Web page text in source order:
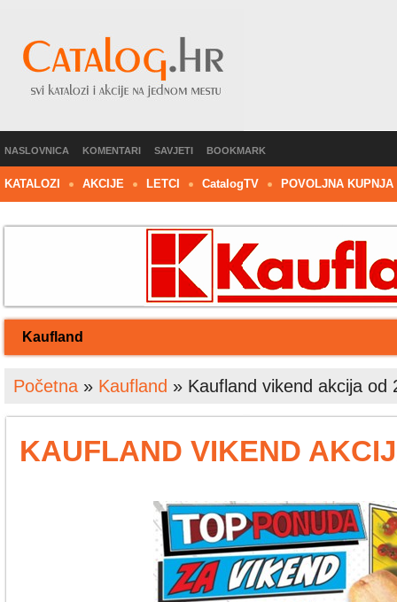
NASLOVNICA KOMENTARI SAVJETI BOOKMARK
KATALOZI AKCIJE LETCI CatalogTV POVOLJNA KUPNJA
Kaufland
Početna » Kaufland » Kaufland vikend akcija od
KAUFLAND VIKEND